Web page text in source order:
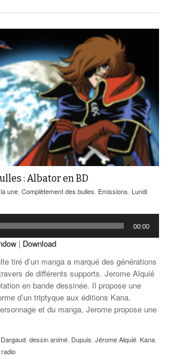
: Albator en BD
une, Complètement des bulles, Emissions, Lundi
00:00
| Download
tiré d’un manga a marqué des générations
de différents supports. Jerome Alquié
en bande dessinée. Il propose une
d’un triptyque aux éditions Kana.
et du manga, Jerome propose une
Dargaud, dessin animé, Dupuis, Jérome Alquié, Kana,
radio